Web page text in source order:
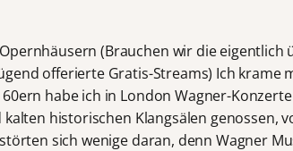
(Brauchen wir die eigentlich
offerierte Gratis-Streams) Ich krame
habe ich in London Wagner-
historischen Klangsälen genossen,
sich wenige daran, denn Wagner